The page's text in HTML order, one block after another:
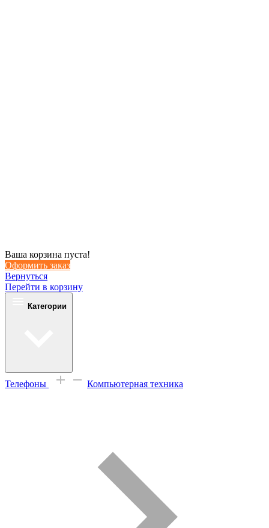
Ваша корзина пуста!
Оформить заказ
Вернуться
Перейти в корзину
Категории
Телефоны Компьютерная техника